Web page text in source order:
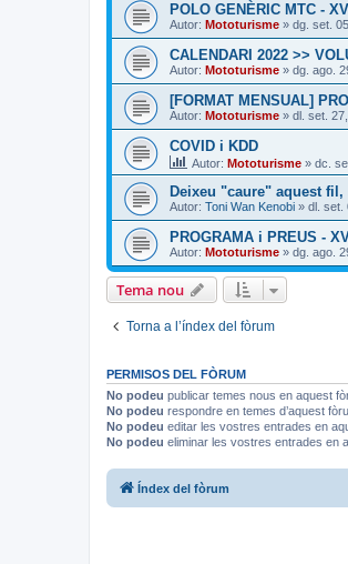
POLO GENÈRIC MTC -
Autor: Mototurisme » dg. set.
CALENDARI 2022 >>
Autor: Mototurisme » dg. ago.
[FORMAT MENSUAL]
Autor: Mototurisme » dl. set.
COVID i KDD
Autor: Mototurisme » dc.
Deixeu "caure" aquest
Autor: Toni Wan Kenobi » dl. set.
PROGRAMA i PREUS -
Autor: Mototurisme » dg. ago.
Tema nou
Torna a l’índex del fòrum
PERMISOS DEL FÒRUM
No podeu publicar temes nous en aquest
No podeu respondre en temes d’aquest
No podeu editar les vostres entrades en
No podeu eliminar les vostres entrades en
Índex del fòrum